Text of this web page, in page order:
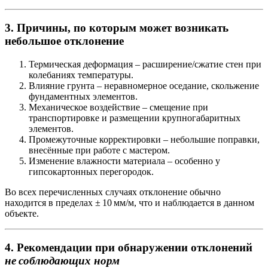
3. Причины, по которым может возникать
небольшое отклонение
Термическая деформация – расширение/сжатие стен при
колебаниях температуры.
Влияние грунта – неравномерное оседание, скольжение
фундаментных элементов.
Механическое воздействие – смещение при
транспортировке и размещении крупногабаритных
элементов.
Промежуточные корректировки – небольшие поправки,
внесённые при работе с мастером.
Изменение влажности материала – особенно у
гипсокартонных перегородок.
Во всех перечисленных случаях отклонение обычно
находится в пределах ± 10 мм/м, что и наблюдается в данном
объекте.
4. Рекомендации при обнаружении отклонений
не соблюдающих норм